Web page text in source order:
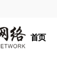
首页